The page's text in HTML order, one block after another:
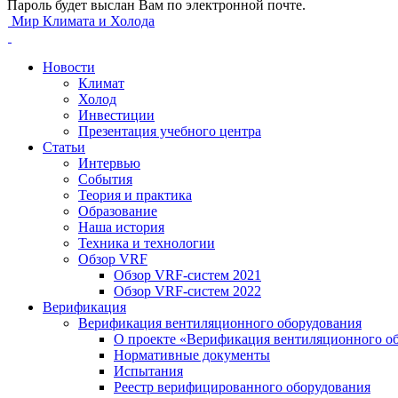
Пароль будет выслан Вам по электронной почте.
Мир Климата и Холода
Новости
Климат
Холод
Инвестиции
Презентация учебного центра
Статьи
Интервью
События
Теория и практика
Образование
Наша история
Техника и технологии
Обзор VRF
Обзор VRF-систем 2021
Обзор VRF-систем 2022
Верификация
Верификация вентиляционного оборудования
О проекте «Верификация вентиляционного
Нормативные документы
Испытания
Реестр верифицированного оборудования